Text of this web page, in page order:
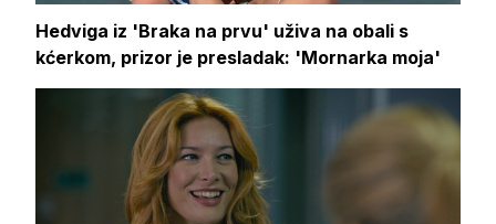
Hedviga iz 'Braka na prvu' uživa na obali s
kćerkom, prizor je presladak: 'Mornarka moja'